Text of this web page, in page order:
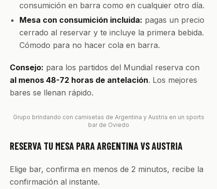
consumición en barra como en cualquier otro día.
Mesa con consumición incluida: pagas un precio
cerrado al reservar y te incluye la primera bebida.
Cómodo para no hacer cola en barra.
Consejo: para los partidos del Mundial reserva con
al menos 48-72 horas de antelación. Los mejores
bares se llenan rápido.
Grupo brindando con camisetas de Argentina y Austria en un sports
bar de Oviedo
RESERVA TU MESA PARA ARGENTINA VS AUSTRIA
Elige bar, confirma en menos de 2 minutos, recibe la
confirmación al instante.